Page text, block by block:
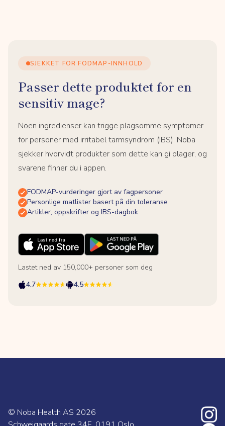
SJEKKET FOR FODMAP-INNHOLD
Passer dette produktet for en
sensitiv mage?
Noen ingredienser kan trigge plagsomme symptomer
for personer med irritabel tarmsyndrom (IBS). Noba
sjekker hvorvidt produkter som dette kan gi plager, og
svarene finner du i appen.
FODMAP-vurderinger gjort av fagpersoner
Personlige matlister basert på din toleranse
Artikler, oppskrifter og IBS-dagbok
Lastet ned av 150,000+ personer som deg
4.7
4.5
© Noba Health AS 2026